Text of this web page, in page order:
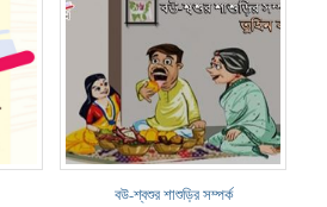
বউ-শ্বশুর শাশুড়ির সম্পর্ক